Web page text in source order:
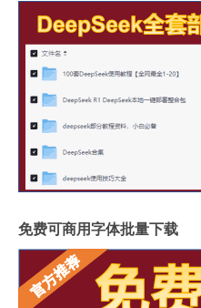
免费可商用字体批量下载